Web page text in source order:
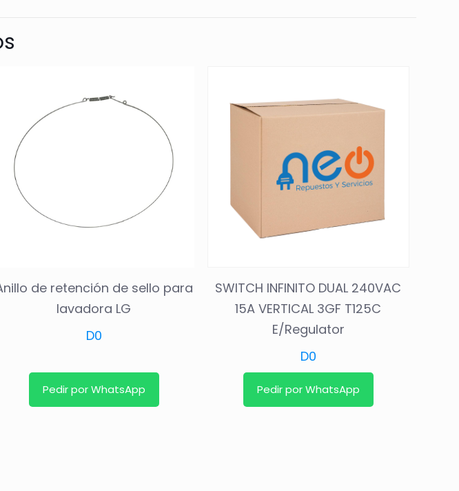
de retención de sello para
lavadora LG
D0
Pedir por WhatsApp
SWITCH INFINITO DUAL 240VAC
15A VERTICAL 3GF T125C
E/Regulator
D0
Pedir por WhatsApp